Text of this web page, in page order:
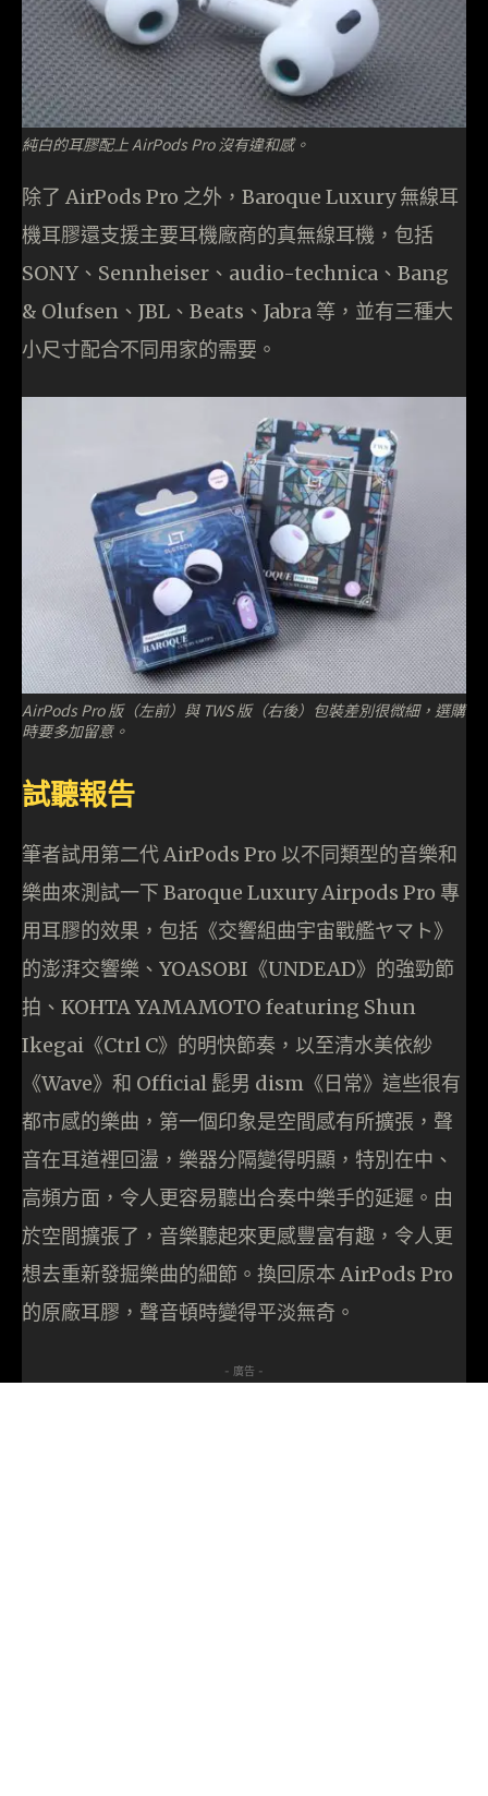
純白的耳膠配上 AirPods Pro 沒有違和感。
除了 AirPods Pro 之外，Baroque Luxury 無線耳
機耳膠還支援主要耳機廠商的真無線耳機，包括
SONY、Sennheiser、audio-technica、Bang
& Olufsen、JBL、Beats、Jabra 等，並有三種大
小尺寸配合不同用家的需要。
AirPods Pro 版（左前）與 TWS 版（右後）包裝差別很微細，選購
時要多加留意。
試聽報告
筆者試用第二代 AirPods Pro 以不同類型的音樂和
樂曲來測試一下 Baroque Luxury Airpods Pro 專
用耳膠的效果，包括《交響組曲宇宙戰艦ヤマト》
的澎湃交響樂、YOASOBI《UNDEAD》的強勁節
拍、KOHTA YAMAMOTO featuring Shun
Ikegai《Ctrl C》的明快節奏，以至清水美依紗
《Wave》和 Official 髭男 dism《日常》這些很有
都市感的樂曲，第一個印象是空間感有所擴張，聲
音在耳道裡回盪，樂器分隔變得明顯，特別在中、
高頻方面，令人更容易聽出合奏中樂手的延遲。由
於空間擴張了，音樂聽起來更感豐富有趣，令人更
想去重新發掘樂曲的細節。換回原本 AirPods Pro
的原廠耳膠，聲音頓時變得平淡無奇。
- 廣告 -